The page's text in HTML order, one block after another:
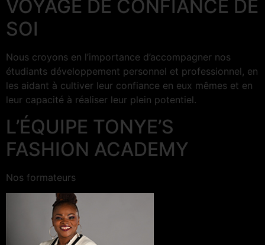
VOYAGE DE CONFIANCE DE
SOI
Nous croyons en l’importance d’accompagner nos
étudiants développement personnel et professionnel, en
les aidant à cultiver leur confiance en eux mêmes et en
leur capacité à réaliser leur plein potentiel.
L’ÉQUIPE TONYE’S
FASHION ACADEMY
Nos formateurs